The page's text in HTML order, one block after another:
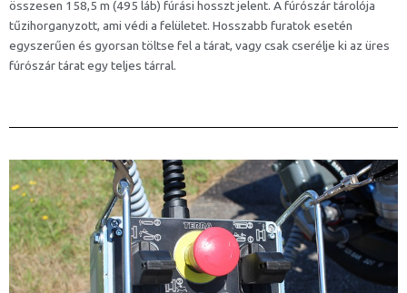
összesen 158,5 m (495 láb) fúrási hosszt jelent. A fúrószár tárolója
tűzihorganyzott, ami védi a felületet. Hosszabb furatok esetén
egyszerűen és gyorsan töltse fel a tárat, vagy csak cserélje ki az üres
fúrószár tárat egy teljes tárral.